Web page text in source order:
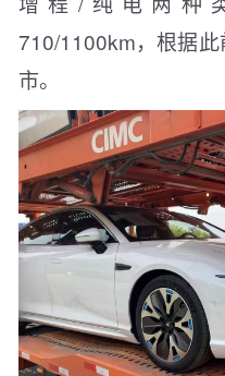
710/1100km，根据
市。